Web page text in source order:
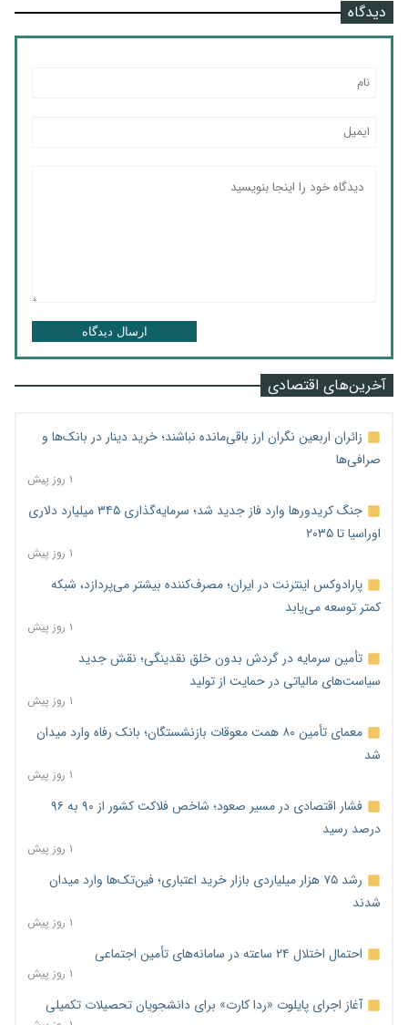
دیدگاه
ارسال دیدگاه
آخرین‌های اقتصادی
زائران اربعین نگران ارز باقی‌مانده نباشند؛ خرید دینار در بانک‌ها و
صرافی‌ها
۱ روز پیش
جنگ کریدورها وارد فاز جدید شد؛ سرمایه‌گذاری ۳۴۵ میلیارد دلاری
اوراسیا تا ۲۰۳۵
۱ روز پیش
پارادوکس اینترنت در ایران؛ مصرف‌کننده بیشتر می‌پردازد، شبکه
کمتر توسعه می‌یابد
۱ روز پیش
تأمین سرمایه در گردش بدون خلق نقدینگی؛ نقش جدید
سیاست‌های مالیاتی در حمایت از تولید
۱ روز پیش
معمای تأمین ۸۰ همت معوقات بازنشستگان؛ بانک رفاه وارد میدان
شد
۱ روز پیش
فشار اقتصادی در مسیر صعود؛ شاخص فلاکت کشور از ۹۰ به ۹۶
درصد رسید
۱ روز پیش
رشد ۷۵ هزار میلیاردی بازار خرید اعتباری؛ فین‌تک‌ها وارد میدان
شدند
۱ روز پیش
احتمال اختلال ۲۴ ساعته در سامانه‌های تأمین اجتماعی
۱ روز پیش
آغاز اجرای پایلوت «ردا کارت» برای دانشجویان تحصیلات تکمیلی